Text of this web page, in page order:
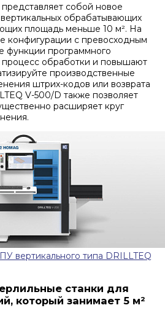
собой новое
обрабатывающих
площадь меньше 10 м². На
конфигурации с превосходным
функции программного
обработки и повышают
производственные
штрих-кодов или возврата
V-500/D также позволяет
расширяет круг
вертикального типа DRILLTEQ
станки для
который занимает 5 м²